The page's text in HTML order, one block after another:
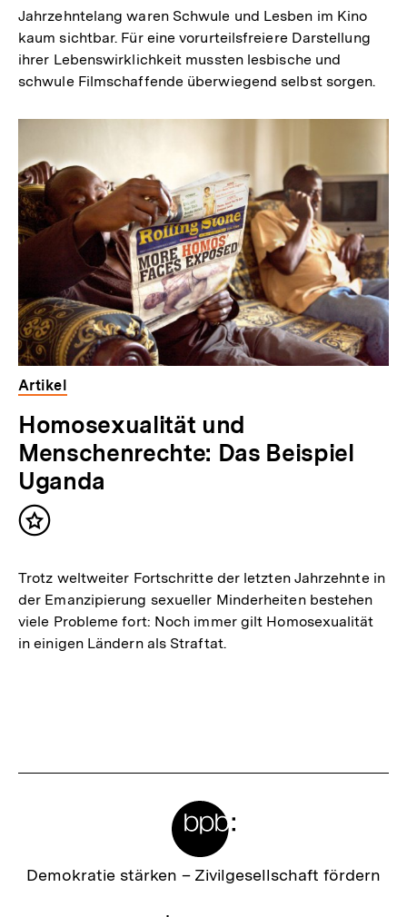
Jahrzehntelang waren Schwule und Lesben im Kino
kaum sichtbar. Für eine vorurteilsfreiere Darstellung
ihrer Lebenswirklichkeit mussten lesbische und
schwule Filmschaffende überwiegend selbst sorgen.
Artikel
Homosexualität und
Menschenrechte: Das Beispiel
Uganda
Inhalt
Trotz weltweiter Fortschritte der letzten Jahrzehnte in
der Emanzipierung sexueller Minderheiten bestehen
viele Probleme fort: Noch immer gilt Homosexualität
in einigen Ländern als Straftat.
Zur
Demokratie stärken – Zivilgesellschaft fördern